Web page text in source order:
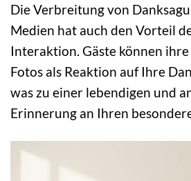
Die Verbreitung von
Medien hat auch den Vorteil
Interaktion. Gäste können
Fotos als Reaktion auf Ihre
was zu einer lebendigen und
Erinnerung an Ihren